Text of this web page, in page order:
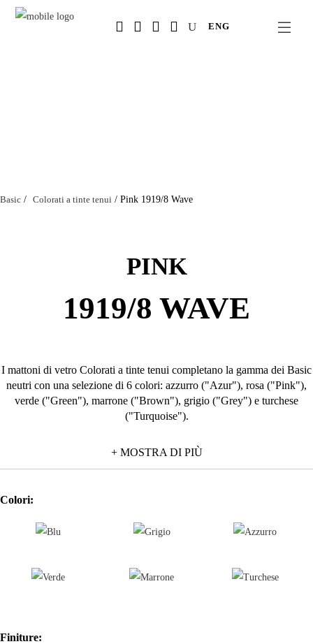
Salta
ENG
Basic / Colorati a tinte tenui / Pink 1919/8 Wave
PINK
1919/8 WAVE
I mattoni di vetro Colorati a tinte tenui completano la gamma dei Basic
neutri con una selezione di 6 colori: azzurro ("Azur"), rosa ("Pink"),
verde ("Green"), marrone ("Brown"), grigio ("Grey") e turchese
("Turquoise").
"W" sono realizzati in tre diverse finiture (trasparente, sabbiato su un
lato o su due lati), per adattarsi a tutte le esigenze di passaggio della
I Basic Colorati, conformi ai massimi standard qualitativi Seves
Glassblock, prevedono un'installazione con una fuga minima di 1cm e
possono essere combinati con gli altri vetromattoni della linea Basic,
+ MOSTRA DI PIÙ
Colori:
Finiture: